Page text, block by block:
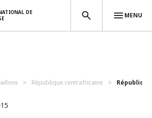
DE
MENU
République centrafricaine